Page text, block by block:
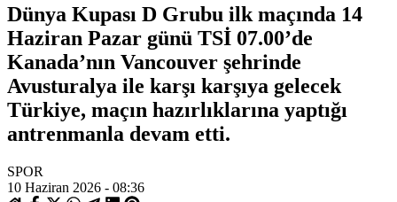
Dünya Kupası D Grubu ilk maçında 14
Haziran Pazar günü TSİ 07.00’de
Kanada’nın Vancouver şehrinde
Avusturalya ile karşı karşıya gelecek
Türkiye, maçın hazırlıklarına yaptığı
antrenmanla devam etti.
SPOR
10 Haziran 2026 - 08:36